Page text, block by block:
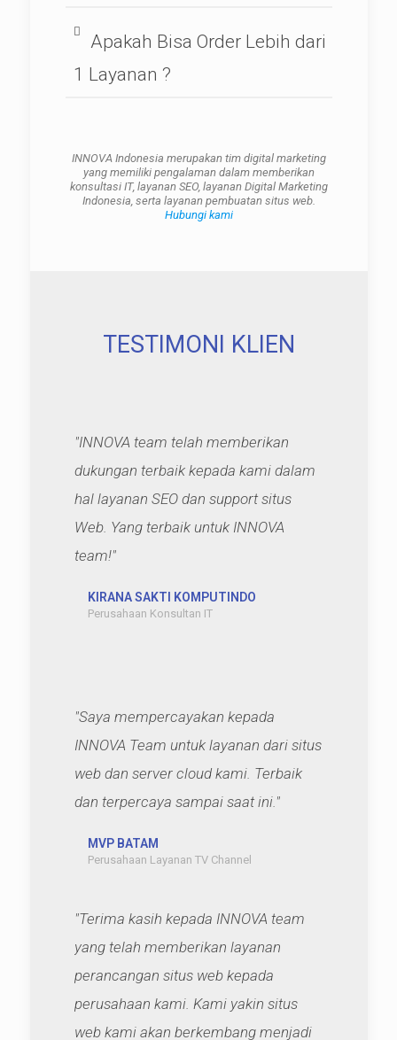
Apakah Bisa Order Lebih dari
1 Layanan ?
INNOVA Indonesia merupakan tim digital marketing
yang memiliki pengalaman dalam memberikan
konsultasi IT, layanan SEO, layanan Digital Marketing
Indonesia, serta layanan pembuatan situs web.
Hubungi kami
TESTIMONI KLIEN
"INNOVA team telah memberikan
dukungan terbaik kepada kami dalam
hal layanan SEO dan support situs
Web. Yang terbaik untuk INNOVA
team!"
KIRANA SAKTI KOMPUTINDO
Perusahaan Konsultan IT
"Saya mempercayakan kepada
INNOVA Team untuk layanan dari situs
web dan server cloud kami. Terbaik
dan terpercaya sampai saat ini."
MVP BATAM
Perusahaan Layanan TV Channel
"Terima kasih kepada INNOVA team
yang telah memberikan layanan
perancangan situs web kepada
perusahaan kami. Kami yakin situs
web kami akan berkembang menjadi